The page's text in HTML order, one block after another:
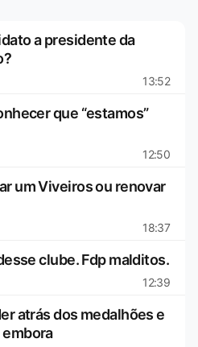
a presidente da
13:52
que “estamos”
12:50
um Viveiros ou renovar
18:37
clube. Fdp malditos.
12:39
atrás dos medalhões e